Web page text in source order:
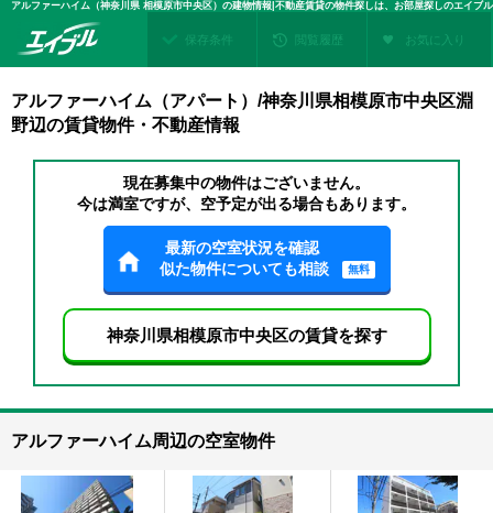
アルファーハイム（神奈川県 相模原市中央区）の建物情報|不動産賃貸の物件探しは、お部屋探しのエイブル
保存条件 閲覧履歴 お気に入り
アルファーハイム（アパート）/神奈川県相模原市中央区淵
野辺の賃貸物件・不動産情報
現在募集中の物件はございません。
今は満室ですが、空予定が出る場合もあります。
最新の空室状況を確認
似た物件についても相談
無料
神奈川県相模原市中央区の賃貸を探す
アルファーハイム周辺の空室物件